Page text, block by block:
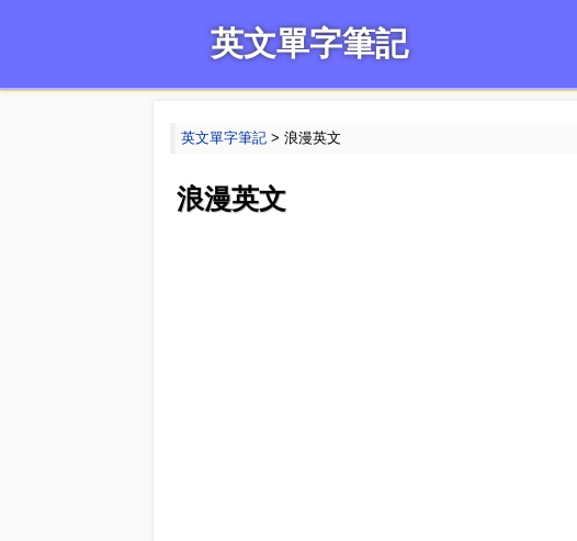
英文單字筆記
英文單字筆記> 浪漫英文
浪漫英文